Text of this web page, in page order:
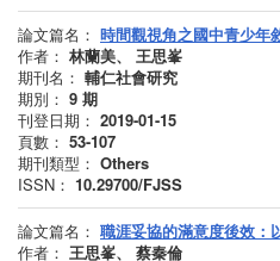
論文篇名： 時間觀視角之國中青少年
作者： 林蘭美、 王思峯
期刊名： 輔仁社會研究
期別： 9 期
刊登日期： 2019-01-15
頁數： 53-107
期刊類型： Others
ISSN： 10.29700/FJSS
論文篇名： 職涯妥協的滿意度後效：
作者： 王思峯、 蔡秦倫